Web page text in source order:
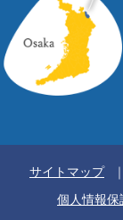
サイトマップ
個人情報保